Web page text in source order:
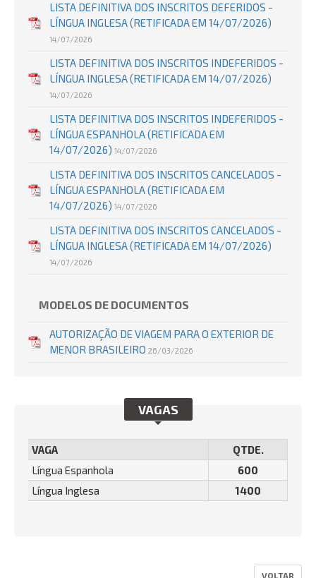
LISTA DEFINITIVA DOS INSCRITOS DEFERIDOS -
LÍNGUA INGLESA (RETIFICADA EM 14/07/2026)
14/07/2026
LISTA DEFINITIVA DOS INSCRITOS INDEFERIDOS -
LÍNGUA INGLESA (RETIFICADA EM 14/07/2026)
14/07/2026
LISTA DEFINITIVA DOS INSCRITOS INDEFERIDOS -
LÍNGUA ESPANHOLA (RETIFICADA EM
14/07/2026) 14/07/2026
LISTA DEFINITIVA DOS INSCRITOS CANCELADOS -
LÍNGUA ESPANHOLA (RETIFICADA EM
14/07/2026) 14/07/2026
LISTA DEFINITIVA DOS INSCRITOS CANCELADOS -
LÍNGUA INGLESA (RETIFICADA EM 14/07/2026)
14/07/2026
MODELOS DE DOCUMENTOS
AUTORIZAÇÃO DE VIAGEM PARA O EXTERIOR DE
MENOR BRASILEIRO 26/03/2026
VAGAS
VAGA
QTDE.
Língua Espanhola
600
Língua Inglesa
1400
VOLTAR